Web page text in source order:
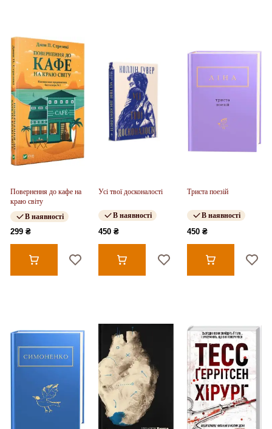
Повернення до кафе на
краю світу
В наявності
299 ₴
Усі твої досконалості
В наявності
450 ₴
Триста поезій
В наявності
450 ₴